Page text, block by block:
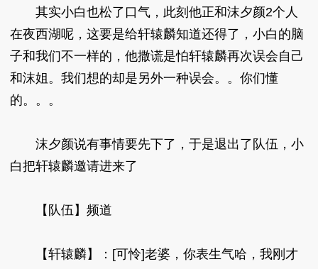
其实小白也松了口气，此刻他正和沫夕颜2个人
在夜西湖呢，这要是给轩辕麟知道还得了，小白的脑
子和我们不一样的，他撒谎是怕轩辕麟再次误会自己
和沫姐。我们想的却是另外一种误会。。你们懂
的。。。
沫夕颜说有事情要先下了，于是退出了队伍，小
白把轩辕麟邀请进来了
【队伍】频道
【轩辕麟】：[可怜]老婆，你表生气哈，我刚才